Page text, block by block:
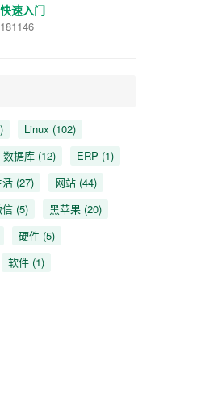
速入门
Linux (102)
数据库(12) ERP (1)
(27) 网站(44)
(5) 黑苹果(20)
硬件(5)
软件(1)